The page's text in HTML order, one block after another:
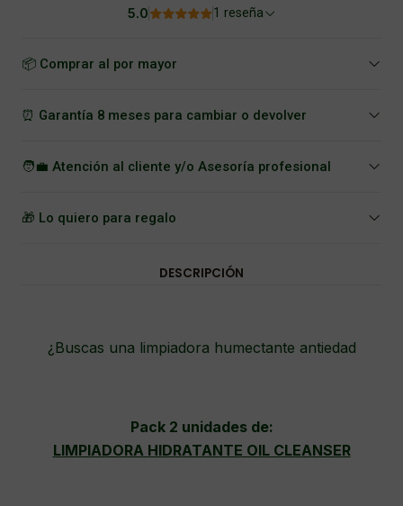
5.0 1 reseña
📦 Comprar al por mayor
⏰ Garantía 8 meses para cambiar o devolver
🧑‍💼 Atención al cliente y/o Asesoría profesional
🎁 Lo quiero para regalo
DESCRIPCIÓN
¿Buscas una limpiadora humectante antiedad
Pack 2 unidades de:
LIMPIADORA HIDRATANTE OIL CLEANSER